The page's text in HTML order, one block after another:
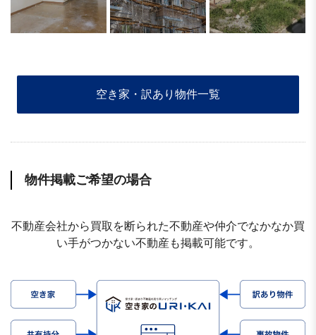
空き家・訳あり物件一覧
物件掲載ご希望の場合
不動産会社から買取を断られた不動産や仲介でなかなか買
い手がつかない不動産も掲載可能です。